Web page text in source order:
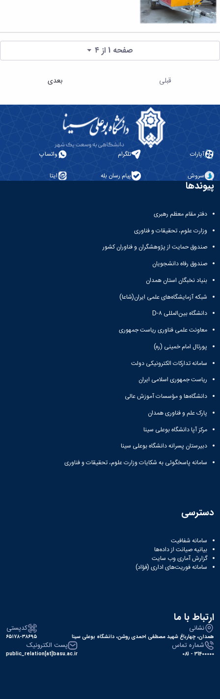
صفحه 1 از ۴
قبلی بعدی
آپارات تلگرام واتساپ
سروش پیام رسان بله ایتا
پیوندها
دفتر مقام معظم رهبری
وزارت علوم، تحقیقات و فناوری
صندوق حمایت از پژوهشگران و فناوران کشور
صندوق رفاه دانشجویان
بنیاد نخبگان استان همدان
شبکه آزمایشگاه‌های علمی ایران(شاعا)
دانشگاه بین‌المللی D-۸
معاونت علمی فناوری ریاست جمهوری
پورتال امام خمینی (ره)
سامانه تدارکات الکترونیکی دولت
ریاست جمهوری اسلامی ایران
دانشگاه‌ها و مؤسسات آموزش عالی
پارک علم و فناوری همدان
مرکز آپا دانشگاه بوعلی سینا
دبیرستان پسرانه دانشگاه بوعلی سینا
سامانه پاسخگوئی به شکایات وزارت علوم، تحقیقات و فناوری
دسترسی
سامانه شفافیت
بیانیه صیانت از داده‌ها
گزارش آماری وب‌ سایت
سامانه فوریت‌های اداری (فؤاد)
ارتباط با ما
نشانی
همدان، چهارباغ شهید مصطفی احمدی روشن، دانشگاه بوعلی سینا
کدپستی
۶۵۱۷۸-۳۸۶۹۵
شماره تماس
31400000 - 081
پست الکترونیک
public_relation[at]basu.ac.ir